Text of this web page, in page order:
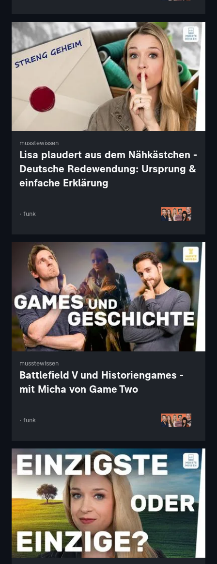
musstewissen
Lisa plaudert aus dem Nähkästchen -
Deutsche Redewendung: Ursprung &
einfache Erklärung
· funk
musstewissen
Battlefield V und Historiengames -
mit Micha von Game Two
· funk